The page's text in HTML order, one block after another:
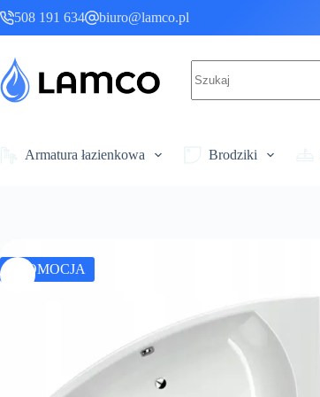
do
treści
508 191 634 biuro@lamco.pl
wyników
Armatura łazienkowa Brodziki
PROMOCJA